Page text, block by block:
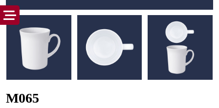
M065